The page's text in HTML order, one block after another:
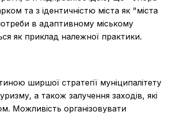
та з ідентичністю міста як "міста
в адаптивному міському
як приклад належної практики.
ширшої стратегії муніципалітету
а також залучення заходів, які
Можливість організовувати